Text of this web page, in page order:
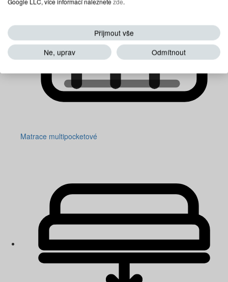
Matrace multipocketové
Přijmout vše
Ne, uprav
Odmítnout